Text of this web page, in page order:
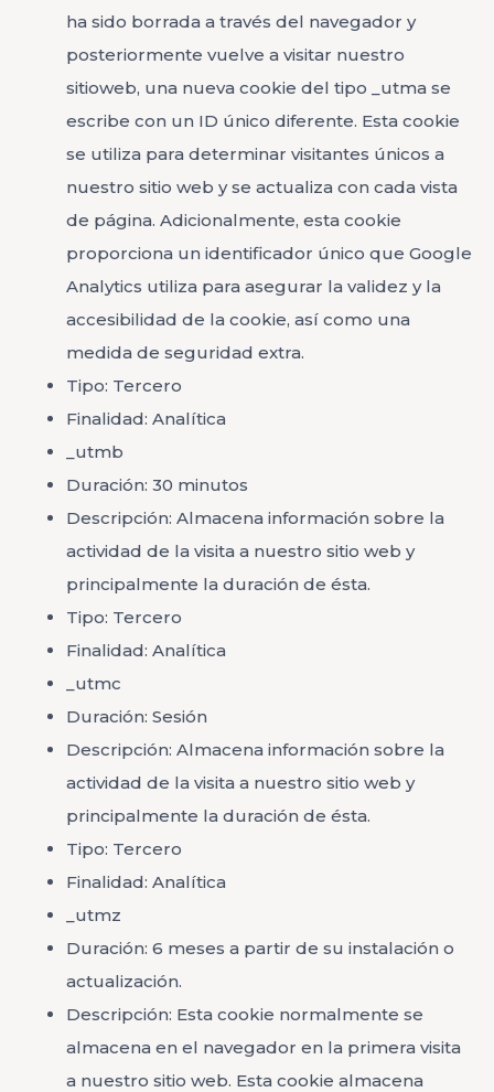
ha sido borrada a través del navegador y
posteriormente vuelve a visitar nuestro
sitioweb, una nueva cookie del tipo _utma se
escribe con un ID único diferente. Esta cookie
se utiliza para determinar visitantes únicos a
nuestro sitio web y se actualiza con cada vista
de página. Adicionalmente, esta cookie
proporciona un identificador único que Google
Analytics utiliza para asegurar la validez y la
accesibilidad de la cookie, así como una
medida de seguridad extra.
Tipo: Tercero
Finalidad: Analítica
_utmb
Duración: 30 minutos
Descripción: Almacena información sobre la
actividad de la visita a nuestro sitio web y
principalmente la duración de ésta.
Tipo: Tercero
Finalidad: Analítica
_utmc
Duración: Sesión
Descripción: Almacena información sobre la
actividad de la visita a nuestro sitio web y
principalmente la duración de ésta.
Tipo: Tercero
Finalidad: Analítica
_utmz
Duración: 6 meses a partir de su instalación o
actualización.
Descripción: Esta cookie normalmente se
almacena en el navegador en la primera visita
a nuestro sitio web. Esta cookie almacena